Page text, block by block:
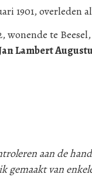
1901, overleden
wonende te
Lambert
aan de
van